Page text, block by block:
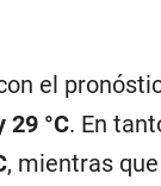
el
29 °C. En
, mientras